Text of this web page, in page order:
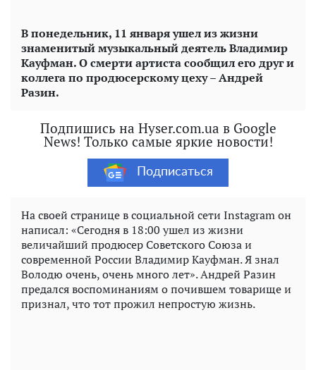
В понедельник, 11 января ушел из жизни
знаменитый музыкальный деятель Владимир
Кауфман. О смерти артиста сообщил его друг и
коллега по продюсерскому цеху – Андрей
Разин.
Подпишись на Hyser.com.ua в Google
News! Только самые яркие новости!
Подписаться
На своей странице в социальной сети Instagram он
написал: «Сегодня в 18:00 ушел из жизни
величайший продюсер Советского Союза и
современной России Владимир Кауфман. Я знал
Володю очень, очень много лет». Андрей Разин
предался воспоминаниям о почившем товарище и
признал, что тот прожил непростую жизнь.